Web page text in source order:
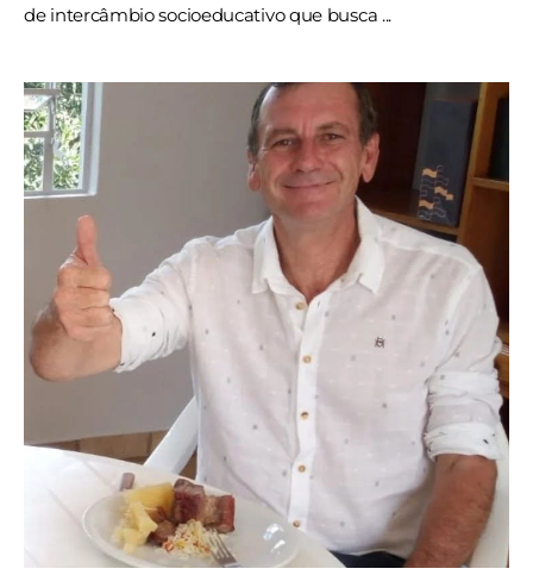
de intercâmbio socioeducativo que busca ...